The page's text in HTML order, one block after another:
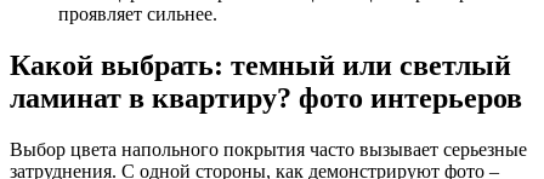
проявляет сильнее.
Какой выбрать: темный или светлый
ламинат в квартиру? фото интерьеров
Выбор цвета напольного покрытия часто вызывает серьезные
затруднения. С одной стороны, как демонстрируют фото –